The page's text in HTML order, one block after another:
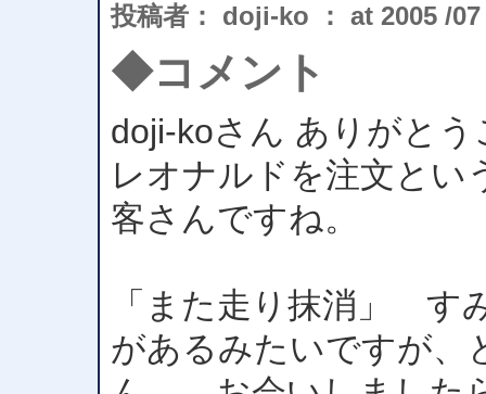
投稿者： doji-ko ： at 2005 /
◆コメント
doji-koさん ありがと
レオナルドを注文とい
客さんですね。
「また走り抹消」 す
があるみたいですが、